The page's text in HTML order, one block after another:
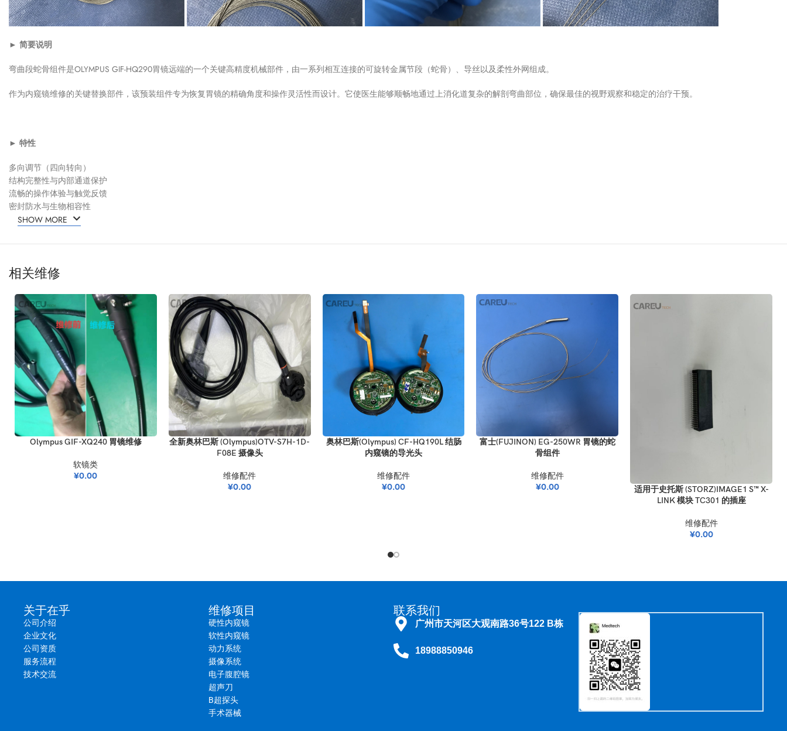
► 简要说明
弯曲段蛇骨组件是OLYMPUS GIF-HQ290胃镜远端的一个关键高精度机械部件，由一系列相互连接的可旋转金属节段（蛇骨）、导丝以及柔性外网组成。
作为内窥镜维修的关键替换部件，该预装组件专为恢复胃镜的精确角度和操作灵活性而设计。它使医生能够顺畅地通过上消化道复杂的解剖弯曲部位，确保最佳的视野观察和稳定的治疗干预。
► 特性
多向调节（四向转向）
结构完整性与内部通道保护
流畅的操作体验与触觉反馈
密封防水与生物相容性
品牌：奥林巴斯
型号：GIF-HQ290
状态：全新
系列：弯曲部组件
插入管外径：9.9 毫米
远端外径：10.2 毫米
导丝长度：3500 毫米（3.5 米）
弯曲角度范围（上下）：上：210° / 下：90°
弯曲角度范围（左右）：右：100° / 左：100°
材质：医用级不锈钢
最小起订量：1 件
包装：纸箱 / 标准包装
库存情况：有货
价格：可议价
► 更多服务
软性内窥镜的配件：插入管、导丝、螺旋管、线圈管、C型盖、CCD用玻璃、光束用玻璃、CCD物镜、CCD驱动板、导光管、光束、钳子管、弯曲部、橡胶件、气水管道、CCD、光源、处理器、显示器等。
SHOW MORE
相关维修
Olympus GIF-XQ240 胃镜维修
软镜类
¥0.00
全新奥林巴斯 (Olympus)OTV-S7H-1D-
F08E 摄像头
维修配件
¥0.00
奥林巴斯(Olympus) CF-HQ190L 结肠
内窥镜的导光头
维修配件
¥0.00
富士(FUJINON) EG-250WR 胃镜的蛇
骨组件
维修配件
¥0.00
适用于史托斯 (STORZ)IMAGE1 S™ X-
LINK 模块 TC301 的插座
维修配件
¥0.00
关于在乎
公司介绍
企业文化
公司资质
服务流程
技术交流
维修项目
硬性内窥镜
软性内窥镜
动力系统
摄像系统
电子腹腔镜
超声刀
B超探头
手术器械
联系我们
广州市天河区大观南路36号122 B栋
18988850946